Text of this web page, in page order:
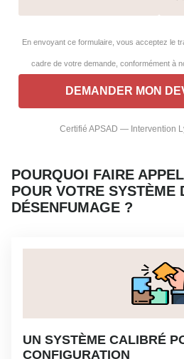
En envoyant ce formulaire, vous acceptez le
cadre de votre demande, conformément à
Certifié APSAD — Intervention
POURQUOI FAIRE
POUR VOTRE SYSTÈME
DÉSENFUMAGE ?
UN SYSTÈME CALIBRÉ
CONFIGURATION